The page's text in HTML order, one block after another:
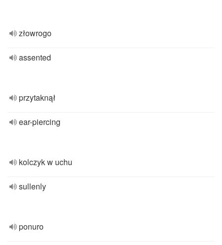
złowrogo
assented
przytaknął
ear-piercing
kolczyk w uchu
sullenly
ponuro